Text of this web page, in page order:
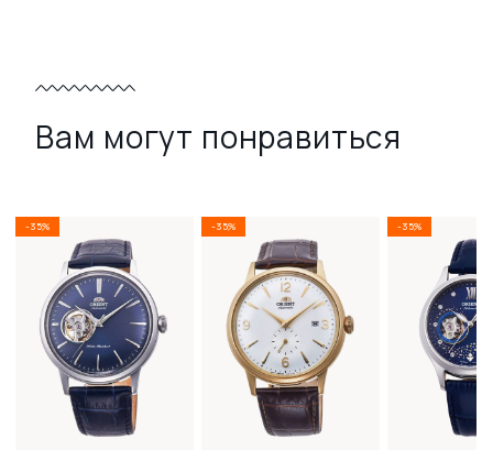
Вам могут понравиться
-35% -35% -35%